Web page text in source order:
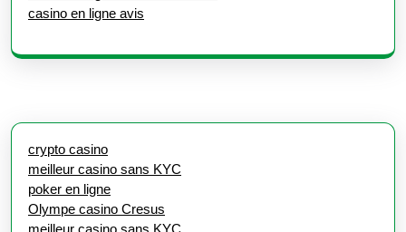
casino en ligne avis
crypto casino
meilleur casino sans KYC
poker en ligne
Olympe casino Cresus
meilleur casino sans KYC